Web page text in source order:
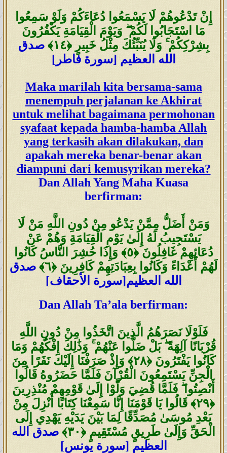
إِنْ تَدْعُوهُمْ لَا يَسْمَعُوا دُعَاءَكُمْ وَلَوْ سَمِعُوا
مَا اسْتَجَابُوا لَكُمْ ۖ وَيَوْمَ الْقِيَامَةِ يَكْفُرُونَ
بِشِرْكِكُمْ ۚ وَلَا يُنَبِّئُكَ مِثْلُ خَبِيرٍ﴿١٤ ﴾ صدق
الله العظيم [سورة فاطر]
Maka marilah kita bersama-sama
menempuh perjalanan ke Akhirat
untuk melihat bagaimana permohonan
syafaat kepada hamba-hamba Allah
yang terkasih akan dilakukan, dan
apakah mereka benar-benar akan
diampuni dari kemusyrikan mereka?
Dan Allah Yang Maha Kuasa
berfirman:
وَمَنْ أَضَلُّ مِمَّنْ يَدْعُو مِنْ دُونِ اللَّهِ مَنْ لَا
يَسْتَجِيبُ لَهُ إِلَىٰ يَوْمِ الْقِيَامَةِ وَهُمْ عَنْ
دُعَائِهِمْ غَافِلُونَ﴿٥﴾
وَإِذَا حُشِرَ النَّاسُ كَانُوا
لَهُمْ أَعْدَاءً وَكَانُوا بِعِبَادَتِهِمْ كَافِرِينَ ﴿٦﴾
صدق
الله العظيم[سورة الأحقاف]
Dan Allah Ta’ala berfirman:
فَلَوْلَا نَصَرَهُمُ الَّذِينَ اتَّخَذُوا مِنْ دُونِ اللَّهِ
قُرْبَانًا آلِهَةً ۖ بَلْ ضَلُّوا عَنْهُمْ ۚ وَذَٰلِكَ إِفْكُهُمْ وَمَا
كَانُوا يَفْتَرُونَ ﴿٢٨﴾
وَإِذْ صَرَفْنَا إِلَيْكَ نَفَرًا مِنَ
الْجِنِّ يَسْتَمِعُونَ الْقُرْآنَ فَلَمَّا حَضَرُوهُ قَالُوا
أَنْصِتُوا ۖ فَلَمَّا قُضِيَ وَلَّوْا إِلَىٰ قَوْمِهِمْ مُنْذِرِينَ
﴿٢٩﴾
قَالُوا يَا قَوْمَنَا إِنَّا سَمِعْنَا كِتَابًا أُنْزِلَ مِنْ
بَعْدِ مُوسَىٰ مُصَدِّقًا لِمَا بَيْنَ يَدَيْهِ يَهْدِي إِلَى
الْحَقِّ وَإِلَىٰ طَرِيقٍ مُسْتَقِيمٍ ﴿٣٠ ﴾ صدق الله
العظيم [سورة يونس]